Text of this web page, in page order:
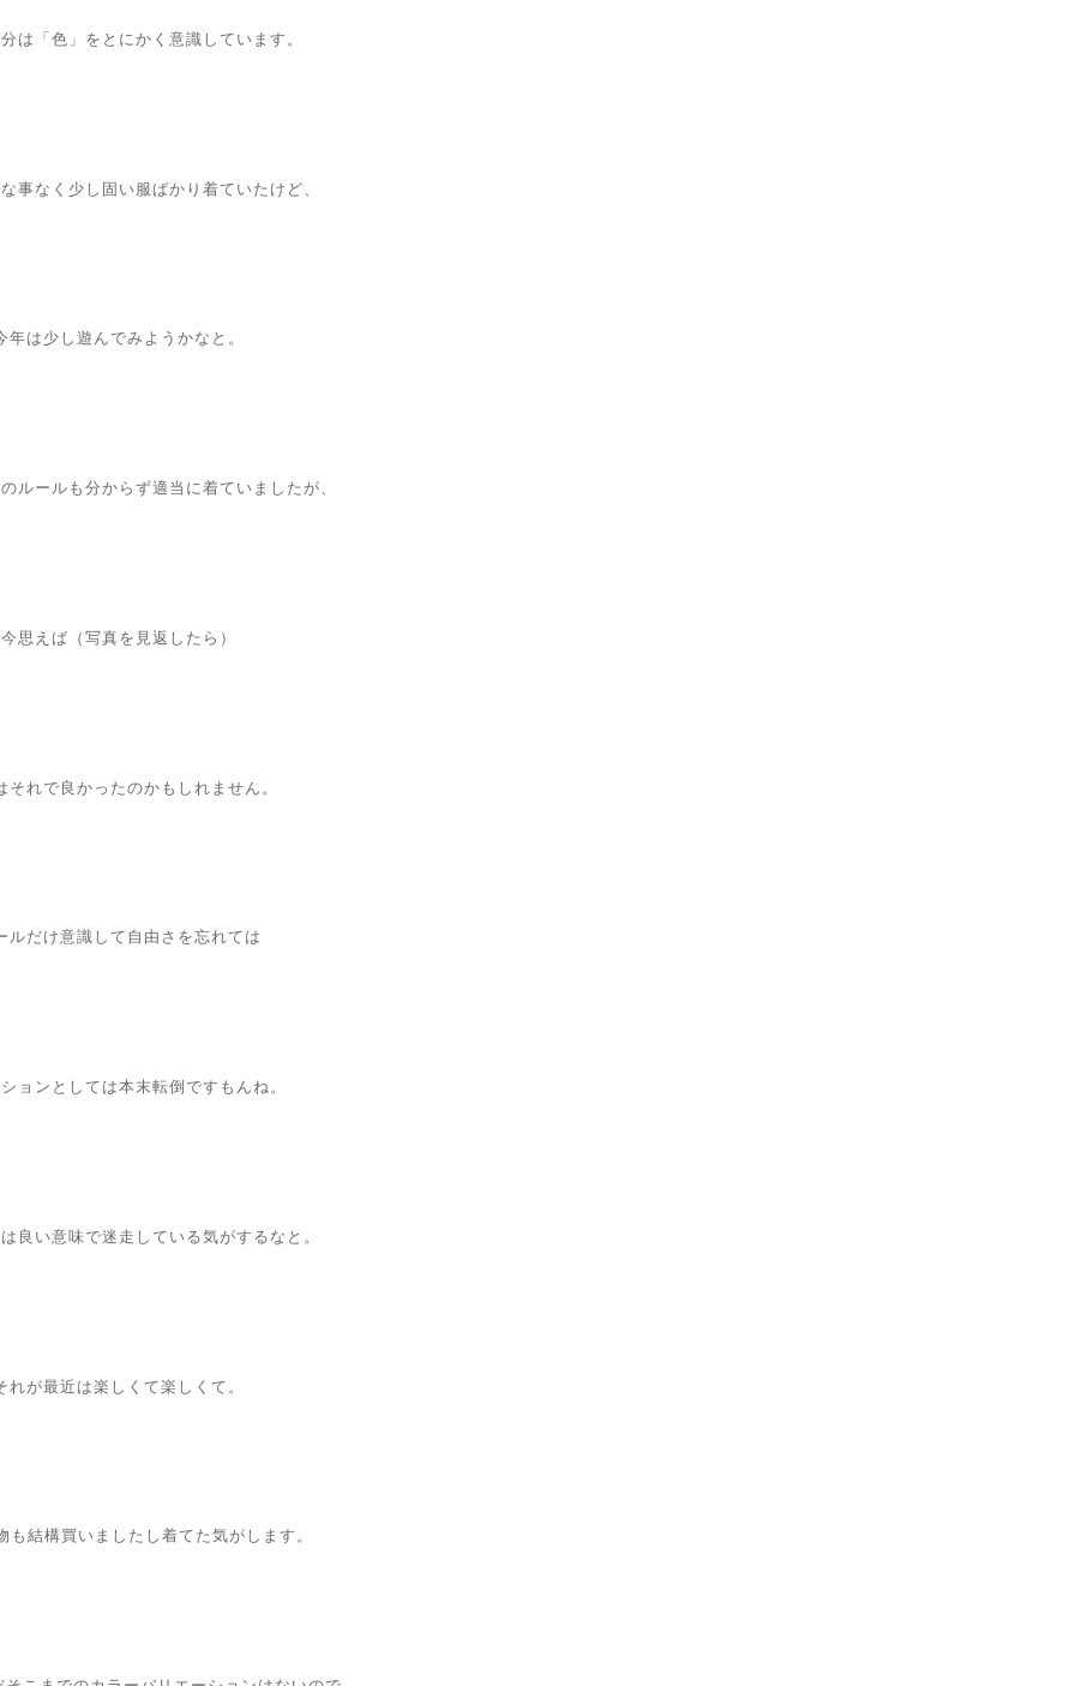
は「色」をとにかく意識しています。
事なく少し固い服ばかり着ていたけど、
年は少し遊んでみようかなと。
ルールも分からず適当に着ていましたが、
今思えば（写真を見返したら）
それで良かったのかもしれません。
ルだけ意識して自由さを忘れては
ョンとしては本末転倒ですもんね。
良い意味で迷走している気がするなと。
れが最近は楽しくて楽しくて。
も結構買いましたし着てた気がします。